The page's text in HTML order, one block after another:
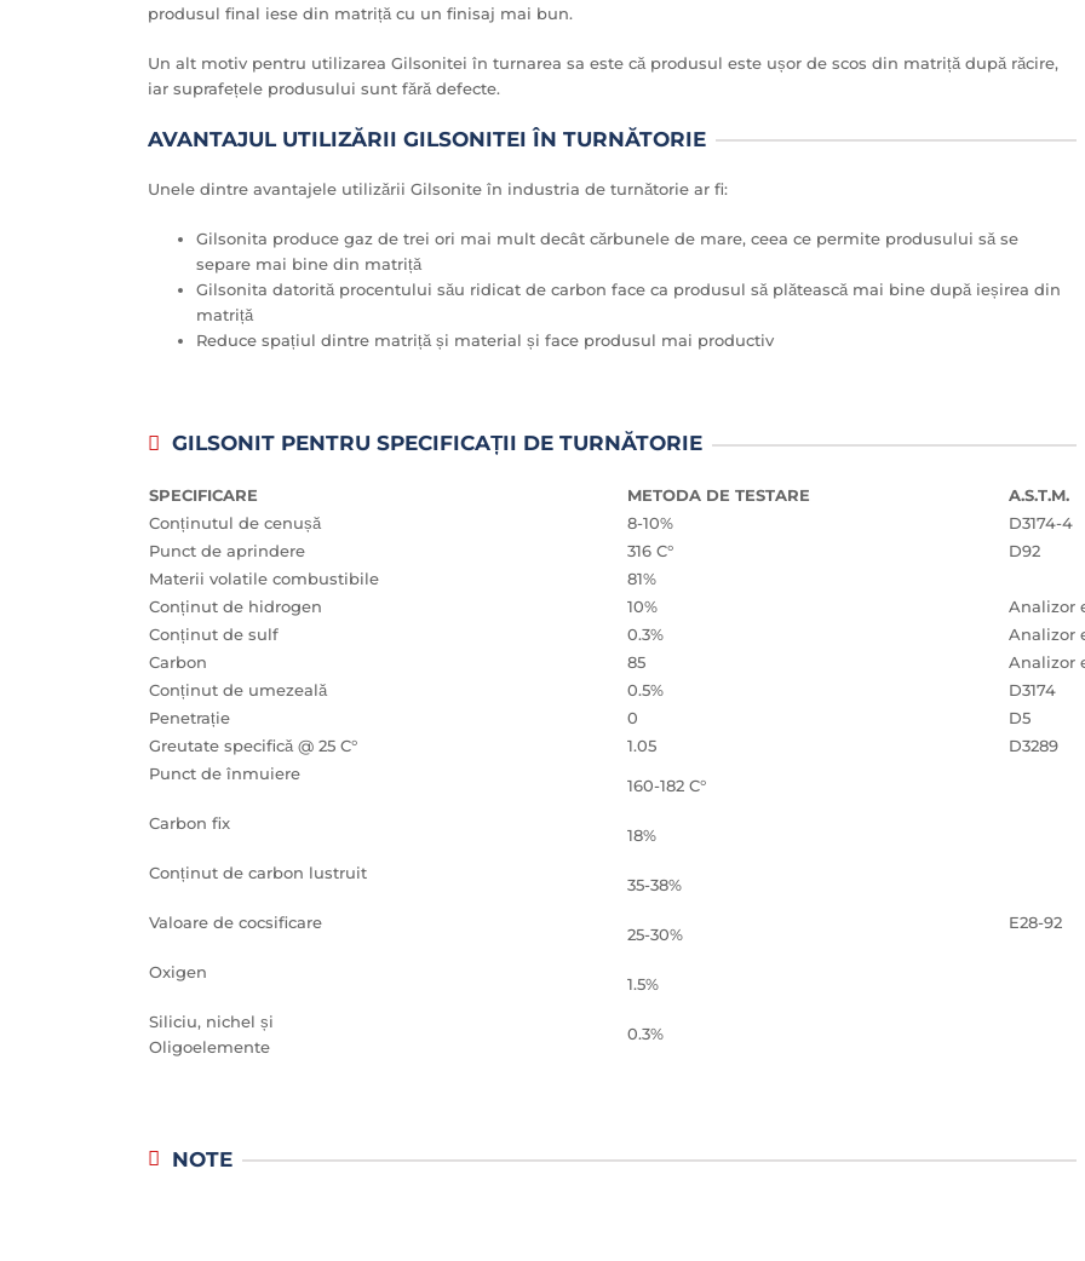
produsul final iese din matriță cu un finisaj mai bun.
Un alt motiv pentru utilizarea Gilsonitei în turnarea sa este că produsul este ușor de scos din matriță după răcire,
iar suprafețele produsului sunt fără defecte.
AVANTAJUL UTILIZĂRII GILSONITEI ÎN TURNĂTORIE
Unele dintre avantajele utilizării Gilsonite în industria de turnătorie ar fi:
Gilsonita produce gaz de trei ori mai mult decât cărbunele de mare, ceea ce permite produsului să se
separe mai bine din matriță
Gilsonita datorită procentului său ridicat de carbon face ca produsul să plătească mai bine după ieșirea din
matriță
Reduce spațiul dintre matriță și material și face produsul mai productiv
GILSONIT PENTRU SPECIFICAȚII DE TURNĂTORIE
SPECIFICARE METODA DE TESTARE
A.S.T.M.
Conținutul de cenușă
8-10%
D3174-4
Punct de aprindere
316 C°
D92
Materii volatile combustibile
81%
Conținut de hidrogen
10%
Analizor
Conținut de sulf
0.3%
Analizor
Carbon
85
Analizor
Conținut de umezeală
0.5%
D3174
Penetrație
0
D5
Greutate specifică @ 25 C°
1.05
D3289
Punct de înmuiere
Carbon fix
Conținut de carbon lustruit
Valoare de cocsificare
Oxigen
Siliciu, nichel și
Oligoelemente
160-182 C°
18%
35-38%
25-30%
1.5%
0.3%
E28-92
NOTE